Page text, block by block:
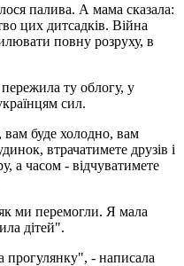
палива. А мама сказала:
цих дитсадків. Війна
повну розруху, в
ту облогу, у
сил.
буде холодно, вам
втрачатимете друзів і
а часом - відчуватимете
ми перемогли. Я мала
дітей".
прогулянку", - написала